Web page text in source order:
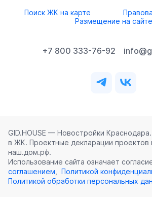
Поиск ЖК на карте
Размещение на сайте
+7 800 333-76-92
GID.HOUSE — Новостройки Краснодара.
в ЖК. Проектные декларации проектов
наш.дом.рф.
Использование сайта означает
соглашением
Политикой
Политикой обработки персональных